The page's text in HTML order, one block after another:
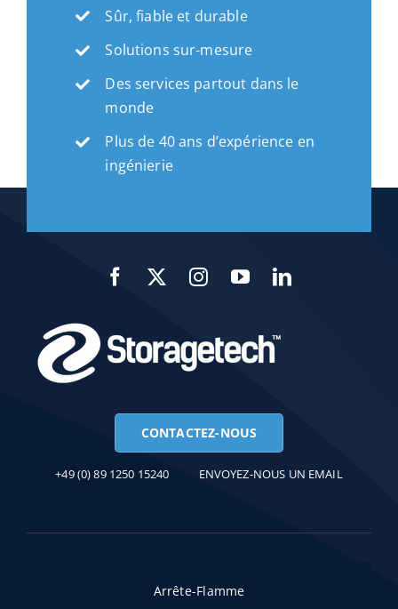
Sûr, fiable et durable
Solutions sur-mesure
Des services partout dans le
monde
Plus de 40 ans d’expérience en
ingénierie
CONTACTEZ-NOUS
Arrête-Flamme
+49 (0) 89 1250 15240 ENVOYEZ-NOUS UN EMAIL